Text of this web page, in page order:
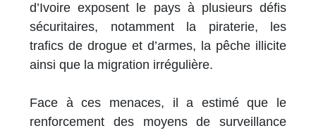
d’Ivoire exposent le pays à plusieurs défis
sécuritaires, notamment la piraterie, les
trafics de drogue et d’armes, la pêche illicite
ainsi que la migration irrégulière.
Face à ces menaces, il a estimé que le
renforcement des moyens de surveillance